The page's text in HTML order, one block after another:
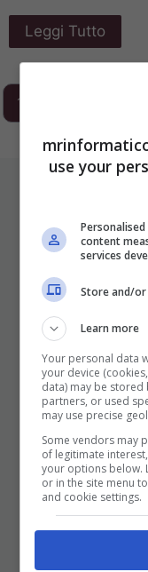
Leggi Tutto
1 …
I Pro E I
Che Punta
Per Sempre
25
use your
content
services
Store and/
Learn more
Your personal data
your device
data) may be stored
partners, or used
may use precise
Some vendors may
of legitimate
your options below.
or in the site menu
and cookie settings.